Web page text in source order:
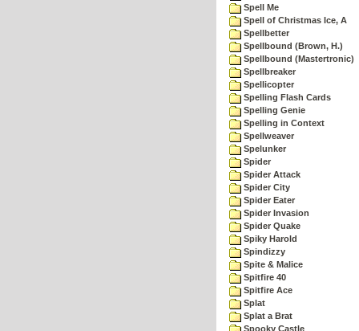
Spell Me
Spell of Christmas Ice, A
Spellbetter
Spellbound (Brown, H.)
Spellbound (Mastertronic)
Spellbreaker
Spellicopter
Spelling Flash Cards
Spelling Genie
Spelling in Context
Spellweaver
Spelunker
Spider
Spider Attack
Spider City
Spider Eater
Spider Invasion
Spider Quake
Spiky Harold
Spindizzy
Spite & Malice
Spitfire 40
Spitfire Ace
Splat
Splat a Brat
Spooky Castle